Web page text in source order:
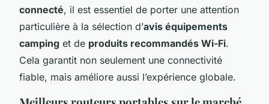
connecté, il est essentiel de porter une attention
particulière à la sélection d’avis équipements
camping et de produits recommandés Wi-Fi.
Cela garantit non seulement une connectivité
fiable, mais améliore aussi l’expérience globale.